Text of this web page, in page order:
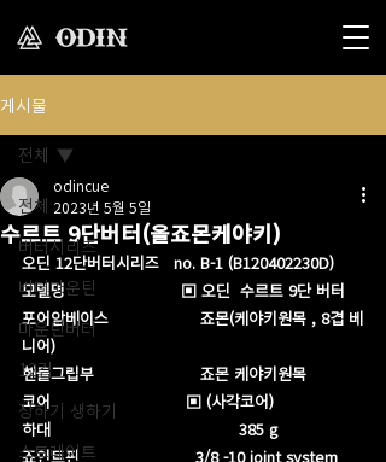
게시물
전체
버터시리즈
버터마운틴
마운틴버터
12검
장하기 생하기
스트레이트
전체
수르트 9단버터(올죠몬케야키)
odincue
2023년 5월 5일
오딘 12단버터시리즈   no. B-1 (B120402230D)
모델명                        ▣ 오딘  수르트 9단 버터
포어암베이스                   죠몬(케야키원목 , 8겹 베
니어)
핸들그립부                      죠몬 케야키원목
코어                            ▣ (사각코어)
하대                                       385 g
죠인트핀                        3/8 -10 joint system